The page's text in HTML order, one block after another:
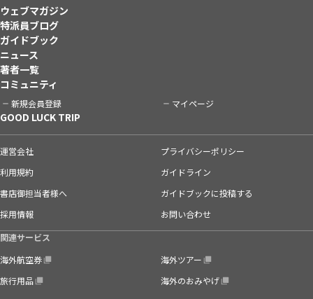
ウェブマガジン
特派員ブログ
ガイドブック
ニュース
著者一覧
コミュニティ
新規会員登録 マイページ
GOOD LUCK TRIP
運営会社
プライバシーポリシー
利用規約
ガイドライン
書店御担当者様へ
ガイドブックに投稿する
採用情報
お問い合わせ
関連サービス
海外航空券
海外ツアー
旅行用品
海外のおみやげ